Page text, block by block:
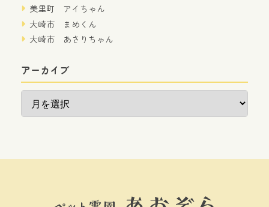
美里町 アイちゃん
大崎市 まめくん
大崎市 あさりちゃん
アーカイブ
ア